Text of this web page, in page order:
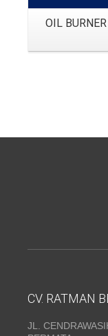
OIL
CV. RATMAN
JL.